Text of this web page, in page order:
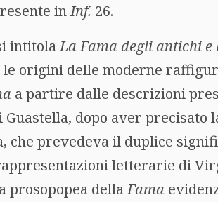
inInf. 26.
intitolaLa Fama degli antichi
le origini delle moderne
a partire dalle descrizioni
Guastella, dopo aver precisato
che prevedeva il duplice
letterarie di
prosopopea dellaFama